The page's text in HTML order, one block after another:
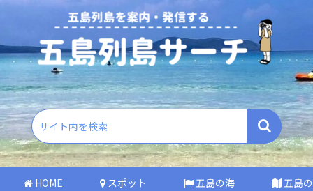
HOME スポット 五島の海
五島